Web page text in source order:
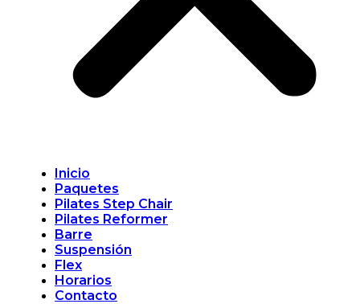
Inicio
Paquetes
Pilates Step Chair
Pilates Reformer
Barre
Suspensión
Flex
Horarios
Contacto